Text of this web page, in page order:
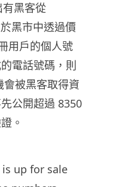
黑客從
黑市中透過價
用戶的個人號
電話號碼，則
被黑客取得資
公開超過 8350
。
is up for sale